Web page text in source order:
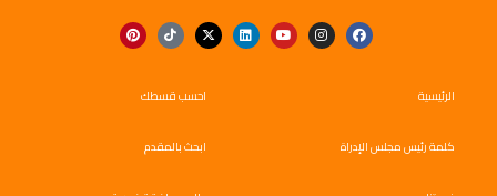
الرئيسية
كلمة رئيس مجلس الإدراة
احسب قسطك
ابحث بالمقدم